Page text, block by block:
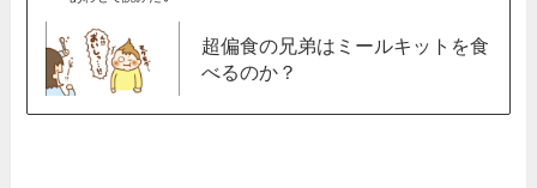
超偏食の兄弟はミールキットを食
べるのか？